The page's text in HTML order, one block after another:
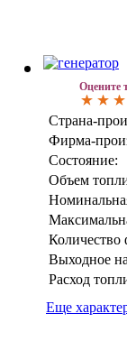
Оцените
Страна-
Фирма-
Состояние:
Объем
Количество
Выходное
Расход
Еще